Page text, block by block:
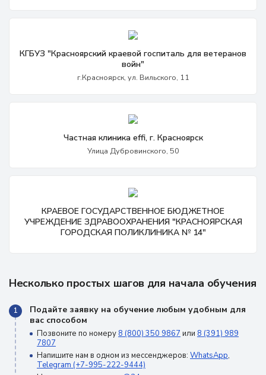
КГБУЗ "Красноярский краевой госпиталь для ветеранов
войн"
г.Красноярск, ул. Вильского, 11
Частная клиника effi, г. Красноярск
Улица Дубровинского, 50
КРАЕВОЕ ГОСУДАРСТВЕННОЕ БЮДЖЕТНОЕ
УЧРЕЖДЕНИЕ ЗДРАВООХРАНЕНИЯ "КРАСНОЯРСКАЯ
ГОРОДСКАЯ ПОЛИКЛИНИКА № 14"
Несколько простых шагов для начала обучения
1
Подайте заявку на обучение любым удобным для
вас способом
Позвоните по номеру 8 (800) 350 9867 или 8 (391) 989
7807
Напишите нам в одном из мессенджеров: WhatsApp,
Telegram (+7-995-222-9444)